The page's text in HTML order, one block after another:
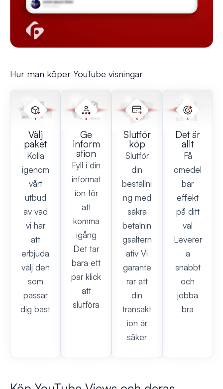
Hur man köper YouTube visningar
Välj
paket
Kolla
igenom
vårt
utbud
av vad
vi har
att
erbjuda
välj den
som
passar
dig bäst
Ge
inform
ation
Fyll i din
informat
ion för
att
komma
igång
Det tar
bara ett
par klick
att
slutföra
Slutför
köp
Slutför
din
beställni
ng med
säkra
betalnin
gsaltern
ativ Vi
garante
rar att
din
transakt
ion är
säker
Det är
allt
Få
omedel
bar
effekt
på ditt
val
Leverer
a
snabbt
och
jobba
bra